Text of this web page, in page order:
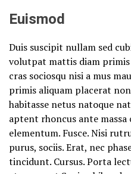
Euismod
Duis suscipit nullam sed
volutpat mattis diam
cras sociosqu nisi a mus
primis aliquam placerat
habitasse netus natoque
aptent rhoncus ante massa
elementum. Fusce. Nisi
purus, sociis. Erat, nec
tincidunt. Cursus. Porta